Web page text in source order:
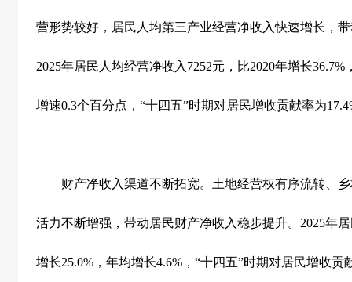
营形势较好，居民人均第三产业经营净收入快速增长，
2025年居民人均经营净收入 7252元，比2020年增长36.7%
增速0.3个百分点， “十四五”时期对居民增收贡献率为
财产净收入渠道不断拓宽。土地经营权有序流转、乡
活力不断增强，带动居民财产净收入稳步提升。 2025年
增长25.0% ，年均增长4.6% ， “十四五”时期对居民增收贡